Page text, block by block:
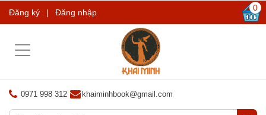
Đăng ký | Đăng nhập 0
Toggle
0971 998 312 khaiminhbook@gmail.com